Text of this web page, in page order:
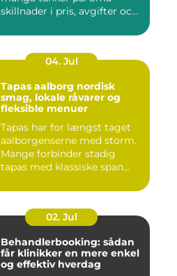
skillnader i pris, avgifter och
04. Jul
Tapas aalborg nordisk
smag, lokale råvarer og
fleksible menuer
Tapas har for længst taget
aalborgenserne med storm.
Mange forbinder stadig
tapas med klassiske span...
02. Jul
Behandlerbooking: sådan
får klinikker en mere enkel
og effektiv hverdag